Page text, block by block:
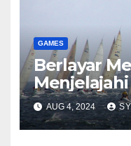
GAMES
Berlayar
AUG 4, 2024